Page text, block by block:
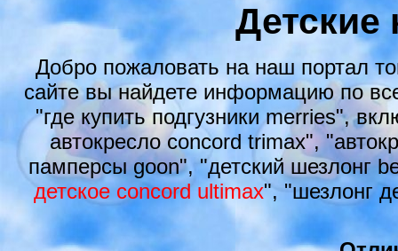
Детские
Добро пожаловать на наш портал
сайте вы найдете информацию по
"где купить подгузники merries",
автокресло concord trimax",
памперсы goon", "детский шезлонг
детское concord ultimax", "шезлонг